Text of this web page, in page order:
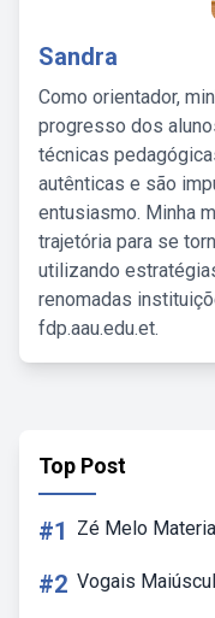
Sandra
Como orientador,
progresso dos
técnicas
autênticas e são
entusiasmo. Minha
trajetória para se
utilizando
renomadas
fdp.aau.edu.et.
Top Post
#1 Zé Melo
#2 Vogais